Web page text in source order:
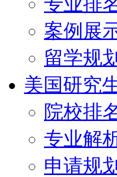
案例展
留学规划
美国研究
院校排
专业解
申请规划